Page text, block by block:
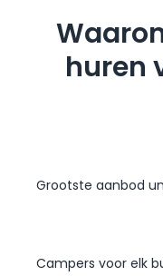
huren
Grootste aanbod
Campers voor elk